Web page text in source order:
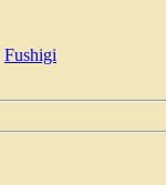
Fushigi